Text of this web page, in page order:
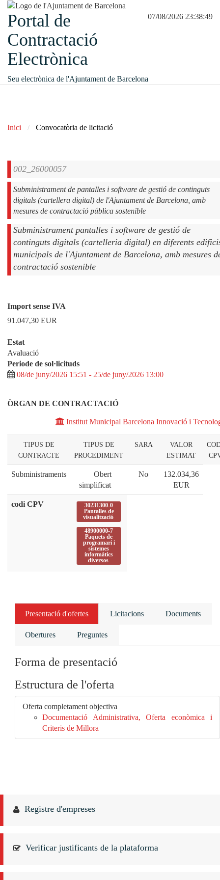
07/08/2026 23:38:49
Portal de
Contractació
Electrònica
Seu electrònica de l'Ajuntament de Barcelona
Inici Convocatòria de licitació
002_26000057
Subministrament de pantalles i software de gestió de continguts
digitals (cartellera digital) de l'Ajuntament de Barcelona, amb
mesures de contractació pública sostenible
Subministrament pantalles i software de gestió de
continguts digitals (cartelleria digital) en diferents
municipals de l'Ajuntament de Barcelona, amb mesures
contractació sostenible
Import sense IVA
91.047,30 EUR
Estat
Avaluació
Periode de sol·licituds
08/de juny/2026 15:51 - 25/de juny/2026 13:00
ÒRGAN DE CONTRACTACIÓ
Institut Municipal Barcelona Innovació i
TIPUS DE
CONTRACTE
TIPUS DE
PROCEDIMENT
SARA
VALOR
ESTIMAT
Subministraments
Obert
simplificat
No
132.034,36
EUR
codi CPV
30231300-0
Pantalles de
visualització
48900000-7
Paquets de
programari i
sistemes
informàtics
diversos
Presentació d'ofertes Licitacions Documents
Obertures Preguntes
Forma de presentació
Estructura de l'oferta
Oferta completament objectiva
Documentació Administrativa, Oferta econòmica i
Criteris de Millora
Registre d'empreses
Verificar justificants de la plataforma